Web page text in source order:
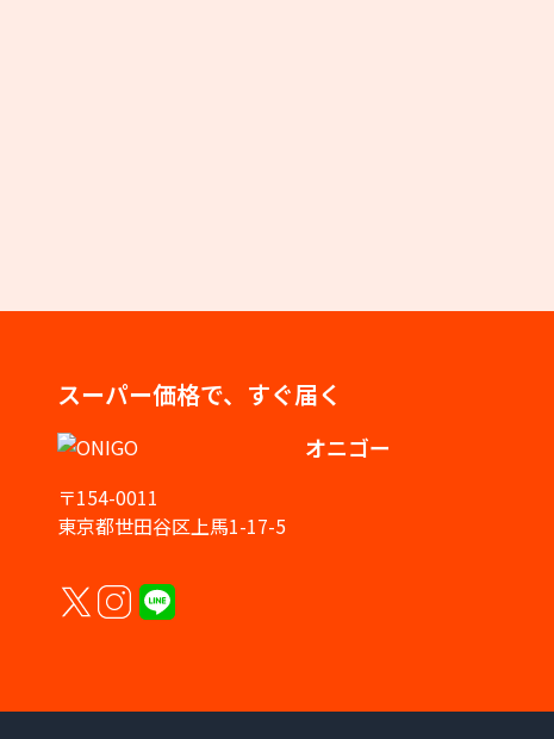
スーパー価格で、すぐ届く
オニゴー
〒154-0011
東京都世田谷区上馬1-17-5